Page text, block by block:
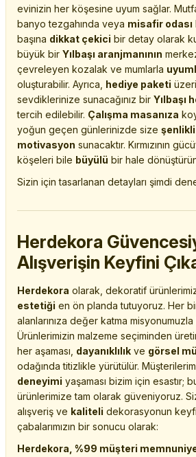
evinizin her köşesine uyum sağlar.
banyo tezgahında veya misafir odası
başına dikkat çekici bir detay olarak
büyük bir Yılbaşı aranjmanının
çevreleyen kozalak ve mumlarla
oluşturabilir. Ayrıca, hediye paketi
sevdiklerinize sunacağınız bir Yılbaşı
tercih edilebilir. Çalışma masanıza
yoğun geçen günlerinizde size şenlikli
motivasyon sunacaktır. Kırmızının
köşeleri bile büyülü bir hale
Sizin için tasarlanan detayları şimdi
Herdekora
Alışverişin Keyfini
Herdekora olarak, dekoratif
estetiği en ön planda tutuyoruz. Her bir
alanlarınıza değer katma
Ürünlerimizin malzeme seçiminden
her aşaması, dayanıklılık ve görsel
odağında titizlikle yürütülür.
deneyimi yaşaması bizim için esastır;
ürünlerimize tam olarak güveniyoruz.
alışveriş ve kaliteli dekorasyonun
çabalarımızın bir sonucu olarak:
Herdekora, %99 müşteri